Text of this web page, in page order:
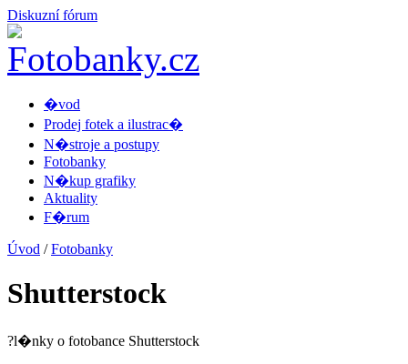
Diskuzní fórum
�vod
Prodej fotek a ilustrac�
N�stroje a postupy
Fotobanky
N�kup grafiky
Aktuality
F�rum
Úvod /Fotobanky
Shutterstock
?l�nky o fotobance Shutterstock